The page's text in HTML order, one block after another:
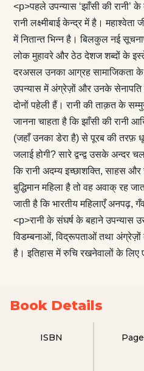
<p>पहले उपन्यास ‘झाँसी की रानी’ के
रानी लक्ष्मीबाई केन्द्र में है।
में नितान्त भिन्न है। बिलकुल नई
लोक मुहावरे और ठेठ देशज शब्दों के
दरअसल उनका आग्रह सामाजिकता के
उपन्यास में अंग्रेज़ों और उनके सेनापति
दोनों पहेली हैं। रानी की ताक़त के
जानना चाहता है कि झाँसी की रानी
(जहाँ उनका डेरा है) से पूरब की तरफ़
जलाई होगी? सारे द्वन्द्व उसके
कि रानी अदम्य इच्छाशक्ति, साहस
बुद्धिमान महिला है तो वह अवाक् रह
जाती है कि भारतीय महिलाएँ अनपढ़,
<p>रानी के संघर्ष के बहाने उपन्यास
विडम्बनाओं, विद्रूपताओं तथा
है। इतिहास में रुचि रखनेवालों के लिए
Book Details
ISBN